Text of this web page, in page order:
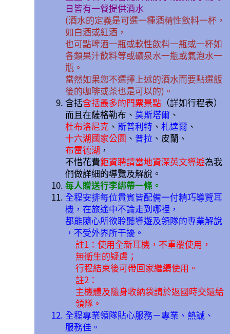
日皆有一餐提供酒水
(酒水的定義是可選一種酒精性飲料一杯，
如白酒或紅酒，
也可點啤酒一瓶或軟性飲料一瓶或一杯如
各類果汁飲料等或礦泉水一瓶或氣泡水一
瓶。
當然如果您不選擇上述的酒水而要點選飯
後的咖啡或茶也是可以的)。
含括含括最多的門票景點 （詳如行程表）
而且在薩格勒布、 莫斯塔爾 、
杜布洛尼克 、斯普利特 、札達爾 、
十六湖國家公園 、 普拉 、皮蘭、
布雷德湖 ，
不惜花費鉅資聘請當地資深英文導遊為我
們做詳細的導覽及解說。
每人贈送行李綁帶一條。
全程安排每位貴賓皆配備一付精巧導覽耳
機，在旅途中不論走到哪裡，
都能隨心所欲聆聽導遊及領隊的專業解說
，不受外界所干擾。
註1：使用全新耳機，不重覆使用，
無衛生的疑慮；
行程結束後可帶回家繼續使用。
註2：
主機體及隨身收納袋請於返國時交還給
領隊。
全程專業領隊貼心服務－專業、熱誠、
服務佳。